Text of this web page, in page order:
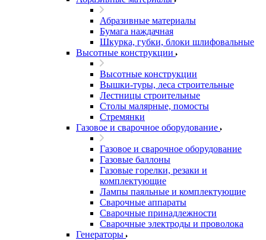
Абразивные материалы
Бумага наждачная
Шкурка, губки, блоки шлифовальные
Высотные конструкции
Высотные конструкции
Вышки-туры, леса строительные
Лестницы строительные
Столы малярные, помосты
Стремянки
Газовое и сварочное оборудование
Газовое и сварочное оборудование
Газовые баллоны
Газовые горелки, резаки и
комплектующие
Лампы паяльные и комплектующие
Сварочные аппараты
Сварочные принадлежности
Сварочные электроды и проволока
Генераторы